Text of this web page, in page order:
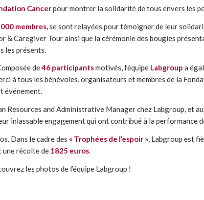
Cancerpour montrer la solidarité de tous envers les
membres, se sont relayées pour témoigner de leur
Caregiver Tour ainsi que la cérémonie des bougies
les présents.
de46 participantsmotivés, l’équipe Labgroup a
à tous les bénévoles, organisateurs et membres de la
événement.
Resources and Administrative Manager chez Labgroup, et
inlassable engagement qui ont contribué à la performance
Dans le cadre des « Trophées de l’espoir », Labgroup est
une récolte de 1825 euros.
les photos de l’équipe Labgroup !